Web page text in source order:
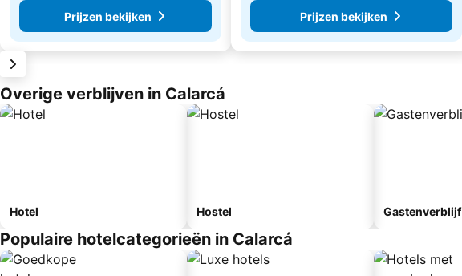
Prijzen bekijken
Prijzen bekijken
Overige verblijven in Calarcá
Hotel Hostel Gastenverblijf
Populaire hotelcategorieën in Calarcá